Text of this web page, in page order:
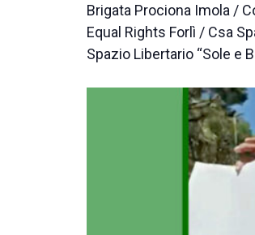
Brigata Prociona Imola /
Equal Rights Forlì / Csa
Spazio Libertario “Sole e